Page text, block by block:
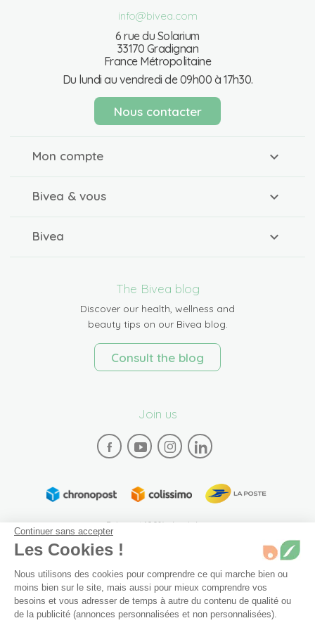
info@bivea.com
6 rue du Solarium
33170 Gradignan
France Métropolitaine
Du lundi au vendredi de 09h00 à 17h30.
Nous contacter
Mon compte
Bivea & vous
Bivea
The Bivea blog
Discover our health, wellness and
beauty tips on our Bivea blog.
Consult the blog
Join us
Paiement 100% sécurisé
Plan du site Mentions légales Conditions générales de vente
Continuer sans accepter
Les Cookies !
Nous utilisons des cookies pour comprendre ce qui marche bien ou
moins bien sur le site, mais aussi pour mieux comprendre vos
besoins et vous adresser de temps à autre du contenu de qualité ou
de la publicité (annonces personnalisées et non personnalisées).